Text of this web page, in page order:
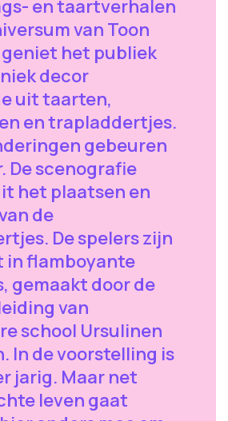
en taartverhalen
van Toon
het publiek
decor
uit taarten,
en trapladdertjes.
gebeuren
De scenografie
het plaatsen en
de
De spelers zijn
in flamboyante
gemaakt door de
van
school Ursulinen
In de voorstelling is
jarig. Maar net
leven gaat